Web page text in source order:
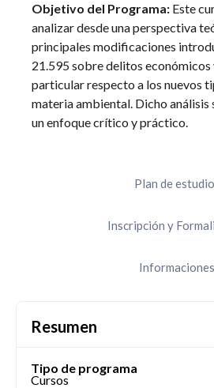
Plan de
Inscripción y
Informaciones
Objetivo del Programa: Este
analizar desde una perspectiva
principales modificaciones
21.595 sobre delitos económicos
particular respecto a los nuevos
materia ambiental. Dicho análisis
un enfoque crítico y práctico.
Resumen
Tipo de programa
Cursos